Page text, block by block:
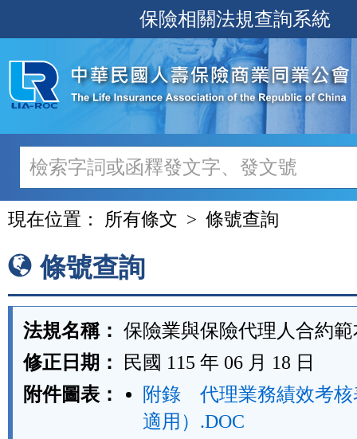
至
主
內
容
保險相關法規查詢系統
現在位置： 所有條文 條號查詢
條號查詢
法規名稱： 保險業與保險代理人合約範
修正日期：
民國 115 年 06 月 18 日
附件圖表：
附錄 代理業務績效考核
適用）.DOC